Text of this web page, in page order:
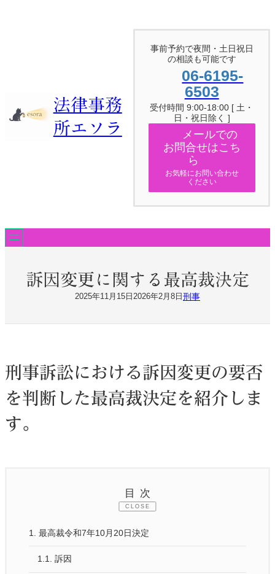
法律事務
所エソラ
事前予約で夜間・土日祝日
の相談も可能です
06-6195-
6503
受付時間 9:00-18:00 [ 土・
日・祝日除く ]
メールでの
お問合せはこち
ら
お気軽にお問い合わせ
ください
訴因変更に関する最高裁決定
2025年11月15日 2026年2月8日 刑事
刑事訴訟における訴因変更の要否
を判断した最高裁決定を紹介しま
す。
目次
CLOSE
1. 最高裁令和7年10月20日決定
1.1. 訴因